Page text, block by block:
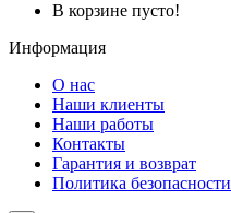
В корзине пусто!
Информация
О нас
Наши клиенты
Наши работы
Контакты
Гарантия и возврат
Политика безопасности